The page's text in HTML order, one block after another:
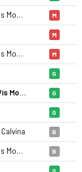
Cittadella Vis Modena M
M
Cittadella Vis Modena M
G
Cittadella Vis Modena G
G
B
Cittadella Vis Modena B